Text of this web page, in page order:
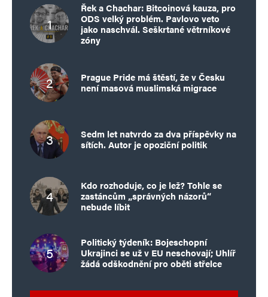
Řek a Chachar: Bitcoinová kauza, pro
ODS velký problém. Pavlovo veto
jako naschvál. Seškrtané větrníkové
zóny
Prague Pride má štěstí, že v Česku
není masová muslimská migrace
Sedm let natvrdo za dva příspěvky na
sítích. Autor je opoziční politik
Kdo rozhoduje, co je lež? Tohle se
zastáncům „správných názorů“
nebude líbit
Politický týdeník: Bojeschopní
Ukrajinci se už v EU neschovají; Uhlíř
žádá odškodnění pro oběti střelce